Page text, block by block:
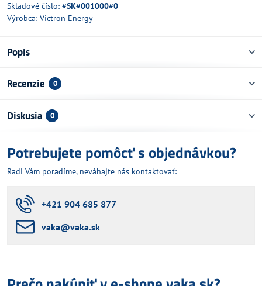
Skladové číslo: #SK#001000#0
Výrobca: Victron Energy
Popis
Recenzie 0
Diskusia 0
Potrebujete pomôcť s objednávkou?
Radi Vám poradíme, neváhajte nás kontaktovať:
+421 904 685 877
vaka​@vaka​.sk